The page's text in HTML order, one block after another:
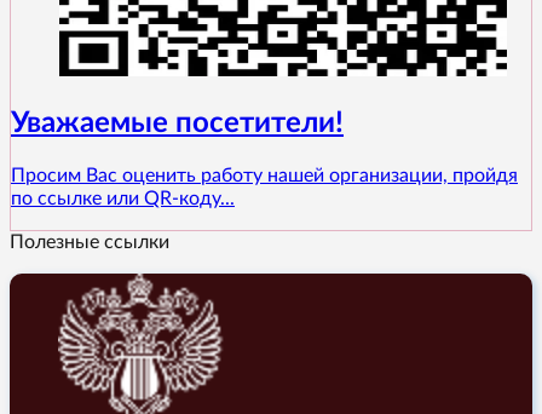
Уважаемые посетители!
Просим Вас оценить работу нашей организации, пройдя
по ссылке или QR-коду...
Полезные ссылки